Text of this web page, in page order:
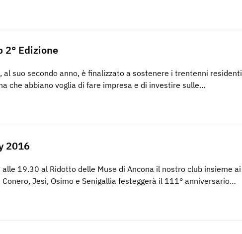
2° Edizione
al suo secondo anno, è finalizzato a sostenere i trentenni residenti
che abbiano voglia di fare impresa e di investire sulle…
2016
19.30 al Ridotto delle Muse di Ancona il nostro club insieme ai
Conero, Jesi, Osimo e Senigallia festeggerà il 111° anniversario…